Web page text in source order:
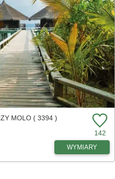
MOLO ( 3394 )
142
WYMIARY